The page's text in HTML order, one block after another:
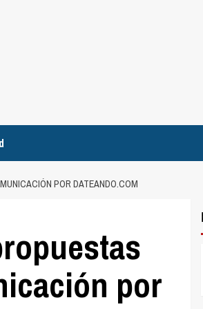
POR DATEANDO.COM
por